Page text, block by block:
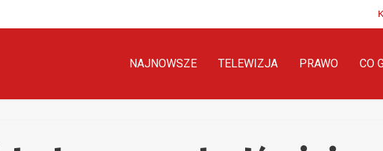
NAJNOWSZE TELEWIZJA PRAWO CO